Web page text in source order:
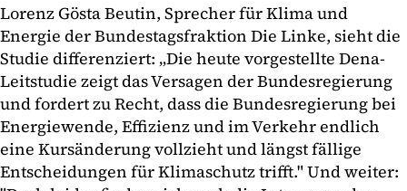
Lorenz Gösta Beutin, Sprecher für Klima und
Energie der Bundestagsfraktion Die Linke, sieht die
Studie differenziert: „Die heute vorgestellte Dena-
Leitstudie zeigt das Versagen der Bundesregierung
und fordert zu Recht, dass die Bundesregierung bei
Energiewende, Effizienz und im Verkehr endlich
eine Kursänderung vollzieht und längst fällige
Entscheidungen für Klimaschutz trifft." Und weiter: